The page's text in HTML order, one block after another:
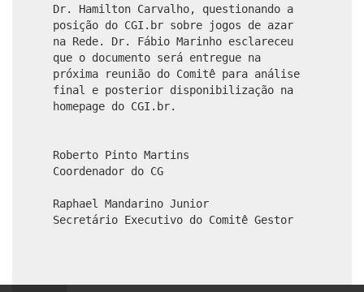
Dr. Hamilton Carvalho, questionando a
posição do CGI.br sobre jogos de azar
na Rede. Dr. Fábio Marinho esclareceu
que o documento será entregue na
próxima reunião do Comitê para análise
final e posterior disponibilização na
homepage do CGI.br.
Roberto Pinto Martins
Coordenador do CG
Raphael Mandarino Junior
Secretário Executivo do Comitê Gestor